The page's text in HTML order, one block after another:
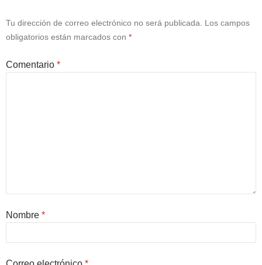
Tu dirección de correo electrónico no será publicada.
Los campos
obligatorios están marcados con *
Comentario *
Nombre *